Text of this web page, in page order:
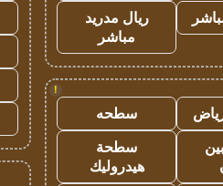
ريال مدريد
مباشر
!
سطحه
سطحة
هيدروليك